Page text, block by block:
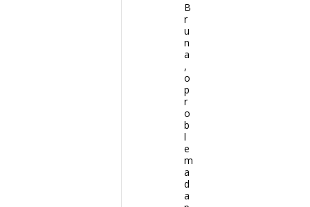
B
r
u
n
a
,
o
p
r
o
b
l
e
m
a
d
a